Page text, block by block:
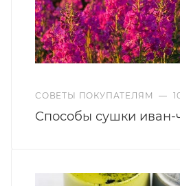
СОВЕТЫ ПОКУПАТЕЛЯМ —
Способы сушки иван-